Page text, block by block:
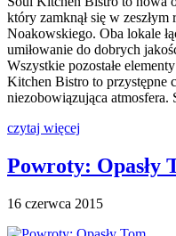
który zamknął się w
Noakowskiego. Oba lokale
umiłowanie do dobrych
Wszystkie pozostałe
Kitchen Bistro to przystępne
niezobowiązująca atmosfera.
czytaj więcej
Powroty: Opasły
16 czerwca 2015